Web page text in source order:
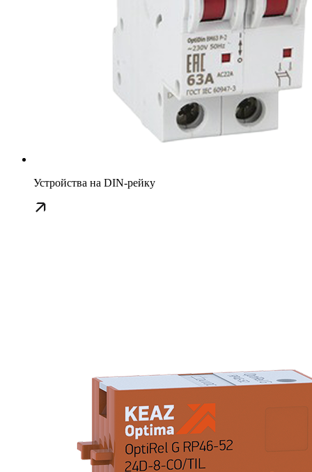
Устройства на DIN-рейку